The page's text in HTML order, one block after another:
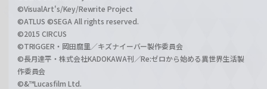
©VisualArt's/Key/Rewrite Project
©ATLUS ©SEGA All rights reserved.
©2015 CIRCUS
©TRIGGER・岡田麿里／キズナイーバー製作委員会
©長月達平・株式会社KADOKAWA刊／Re:ゼロから始める異世界生活製
作委員会
©&™Lucasfilm Ltd.